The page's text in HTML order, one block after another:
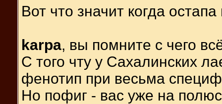
Вот что значит когда
karpa, вы помните с чего
С того чту у Сахалинских
фенотип при весьма
Но пофиг - вас уже на